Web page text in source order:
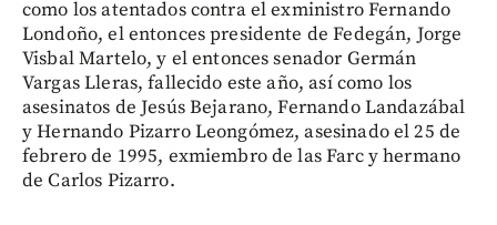
como los atentados contra el exministro Fernando
Londoño, el entonces presidente de Fedegán, Jorge
Visbal Martelo, y el entonces senador Germán
Vargas Lleras, fallecido este año, así como los
asesinatos de Jesús Bejarano, Fernando Landazábal
y Hernando Pizarro Leongómez, asesinado el 25 de
febrero de 1995, exmiembro de las Farc y hermano
de Carlos Pizarro.